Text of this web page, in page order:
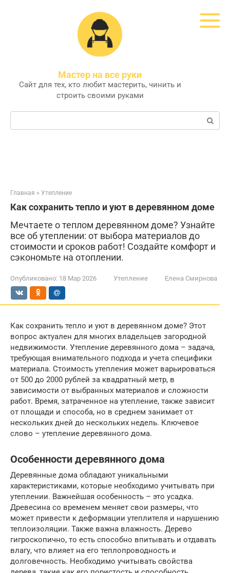
Мастер на все руки
Сайт для тех, кто любит мастерить, чинить и
строить своими руками
Поиск:
Главная » Утепление
Как сохранить тепло и уют в деревянном доме
Мечтаете о теплом деревянном доме? Узнайте
все об утеплении: от выбора материалов до
стоимости и сроков работ! Создайте комфорт и
сэкономьте на отоплении.
Опубликовано: 18 Мар 2026 Утепление Елена Смирнова
Как сохранить тепло и уют в деревянном доме? Этот
вопрос актуален для многих владельцев загородной
недвижимости. Утепление деревянного дома – задача,
требующая внимательного подхода и учета специфики
материала. Стоимость утепления может варьироваться
от 500 до 2000 рублей за квадратный метр, в
зависимости от выбранных материалов и сложности
работ. Время, затраченное на утепление, также зависит
от площади и способа, но в среднем занимает от
нескольких дней до нескольких недель. Ключевое
слово – утепление деревянного дома.
Особенности деревянного дома
Деревянные дома обладают уникальными
характеристиками, которые необходимо учитывать при
утеплении. Важнейшая особенность – это усадка.
Древесина со временем меняет свои размеры, что
может привести к деформации утеплителя и нарушению
теплоизоляции. Также важна влажность. Дерево
гигроскопично, то есть способно впитывать и отдавать
влагу, что влияет на его теплопроводность и
долговечность. Необходимо учитывать свойства